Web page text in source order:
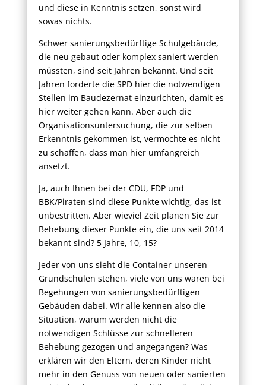
und diese in Kenntnis setzen, sonst wird
sowas nichts.
Schwer sanierungsbedürftige Schulgebäude,
die neu gebaut oder komplex saniert werden
müssten, sind seit Jahren bekannt. Und seit
Jahren forderte die SPD hier die notwendigen
Stellen im Baudezernat einzurichten, damit es
hier weiter gehen kann. Aber auch die
Organisationsuntersuchung, die zur selben
Erkenntnis gekommen ist, vermochte es nicht
zu schaffen, dass man hier umfangreich
ansetzt.
Ja, auch Ihnen bei der CDU, FDP und
BBK/Piraten sind diese Punkte wichtig, das ist
unbestritten. Aber wieviel Zeit planen Sie zur
Behebung dieser Punkte ein, die uns seit 2014
bekannt sind? 5 Jahre, 10, 15?
Jeder von uns sieht die Container unseren
Grundschulen stehen, viele von uns waren bei
Begehungen von sanierungsbedürftigen
Gebäuden dabei. Wir alle kennen also die
Situation, warum werden nicht die
notwendigen Schlüsse zur schnelleren
Behebung gezogen und angegangen? Was
erklären wir den Eltern, deren Kinder nicht
mehr in den Genuss von neuen oder sanierten